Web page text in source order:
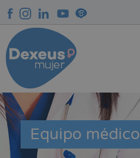
contenido
principal
Equipo médico